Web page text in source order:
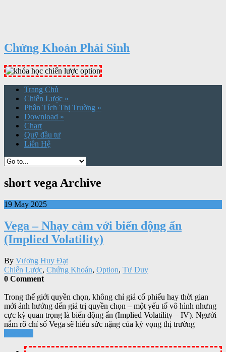
Chứng Khoán Phái Sinh
Trang Chủ
Chiến Lược »
Phân Tích Thị Truờng »
Download »
Chart
Quỹ đầu tư
Liên Hệ
short vega Archive
19 May 2025
Vega – Nhạy cảm với biến động ẩn
(Implied Volatility)
By Vương Huy Đạt
Chiến Lược, Chứng Khoán, Option, Tư Duy
0 Comment
Trong thế giới quyền chọn, không chỉ giá cổ phiếu hay thời gian
mới ảnh hưởng đến giá trị quyền chọn – một yếu tố vô hình nhưng
cực kỳ quan trọng là biến động ẩn (Implied Volatility – IV). Người
nắm rõ chỉ số Vega sẽ hiểu sức nặng của kỳ vọng thị trường